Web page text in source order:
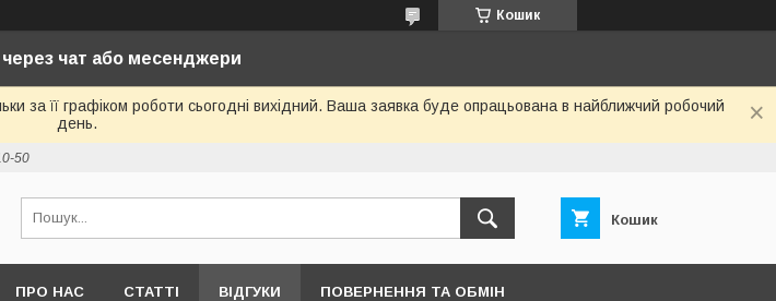
Кошик
через чат або месенджери
за її графіком роботи сьогодні вихідний. Ваша заявка буде опрацьована в найближчий робочий
день.
50
Кошик
ПРО НАС СТАТТІ ВІДГУКИ ПОВЕРНЕННЯ ТА ОБМІН